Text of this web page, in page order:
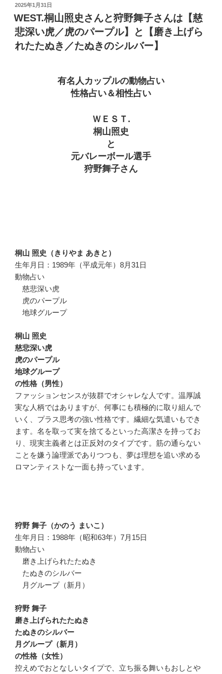
投
稿
日:
2025年1月31日
WEST.桐山照史さんと狩野舞子さんは【慈
悲深い虎／虎のパープル】と【磨き上げら
れたたぬき／たぬきのシルバー】
有名人カップルの動物占い
性格占い＆相性占い
ＷＥＳＴ.
桐山照史
と
元バレーボール選手
狩野舞子さん
桐山 照史（きりやま あきと）
生年月日：1989年（平成元年）8月31日
動物占い
慈悲深い虎
虎のパープル
地球グループ
桐山 照史
慈悲深い虎
虎のパープル
地球グループ
の性格（男性）
ファッションセンスが抜群でオシャレな人です。温厚誠
実な人柄ではありますが、何事にも積極的に取り組んで
いく、プラス思考の強い性格です。繊細な気遣いもでき
ます。名を取って実を捨てるといった高潔さを持ってお
り、現実主義者とは正反対のタイプです。筋の通らない
ことを嫌う論理派でありつつも、夢は理想を追い求める
ロマンティストな一面も持っています。
狩野 舞子（かのう まいこ）
生年月日：1988年（昭和63年）7月15日
動物占い
磨き上げられたたぬき
たぬきのシルバー
月グループ（新月）
狩野 舞子
磨き上げられたたぬき
たぬきのシルバー
月グループ（新月）
の性格（女性）
控えめでおとなしいタイプで、立ち振る舞いもおしとや